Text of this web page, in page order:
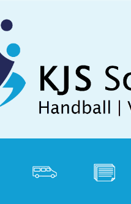
Vereinsbus Dokumente